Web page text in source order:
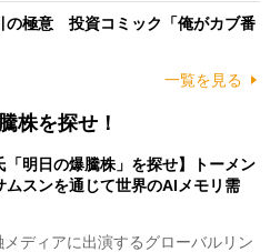
の極意 投資コミック「俺がカブ番
一覧を見る
株を探せ！
「明日の爆騰株」を探せ】トーメン
ムスンを通じて世界のAIメモリ需
ディアに出演するグローバルリン